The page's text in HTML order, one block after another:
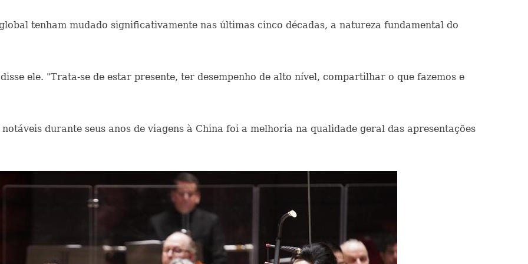
tenham mudado significativamente nas últimas cinco décadas, a natureza fundamental do
ele. "Trata-se de estar presente, ter desempenho de alto nível, compartilhar o que fazemos e
​​durante seus anos de viagens à China foi a melhoria na qualidade geral das apresentações